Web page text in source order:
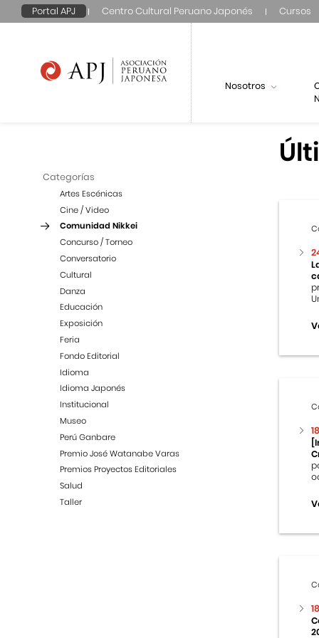
Portal APJ Centro Cultural Peruano Japonés Cursos
Nosotros
Categorías
Artes Escénicas
Cine / Video
Comunidad Nikkei
Concurso / Torneo
Conversatorio
Cultural
Danza
Educación
Exposición
Feria
Fondo Editorial
Idioma
Idioma Japonés
Institucional
Museo
Perú Ganbare
Premio José Watanabe Varas
Premios Proyectos Editoriales
Salud
Taller